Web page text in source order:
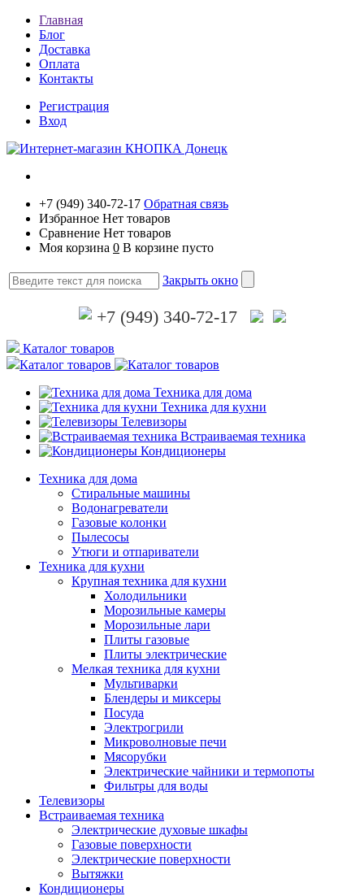
Главная
Блог
Доставка
Оплата
Контакты
Регистрация
Вход
+7 (949) 340-72-17 Обратная связь
Избранное Нет товаров
Сравнение Нет товаров
Моя корзина 0 В корзине пусто
Закрыть окно
+7 (949) 340-72-17
Каталог товаров
Каталог товаров
Техника для дома
Техника для кухни
Телевизоры
Встраиваемая техника
Кондиционеры
Техника для дома
Стиральные машины
Водонагреватели
Газовые колонки
Пылесосы
Утюги и отпариватели
Техника для кухни
Крупная техника для кухни
Холодильники
Морозильные камеры
Морозильные лари
Плиты газовые
Плиты электрические
Мелкая техника для кухни
Мультиварки
Блендеры и миксеры
Посуда
Электрогрили
Микроволновые печи
Мясорубки
Электрические чайники и термопоты
Фильтры для воды
Телевизоры
Встраиваемая техника
Электрические духовые шкафы
Газовые поверхности
Электрические поверхности
Вытяжки
Кондиционеры